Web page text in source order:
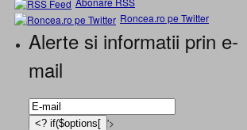
Roncea.ro pe Twitter
Alerte si informatii prin e-
mail
'>